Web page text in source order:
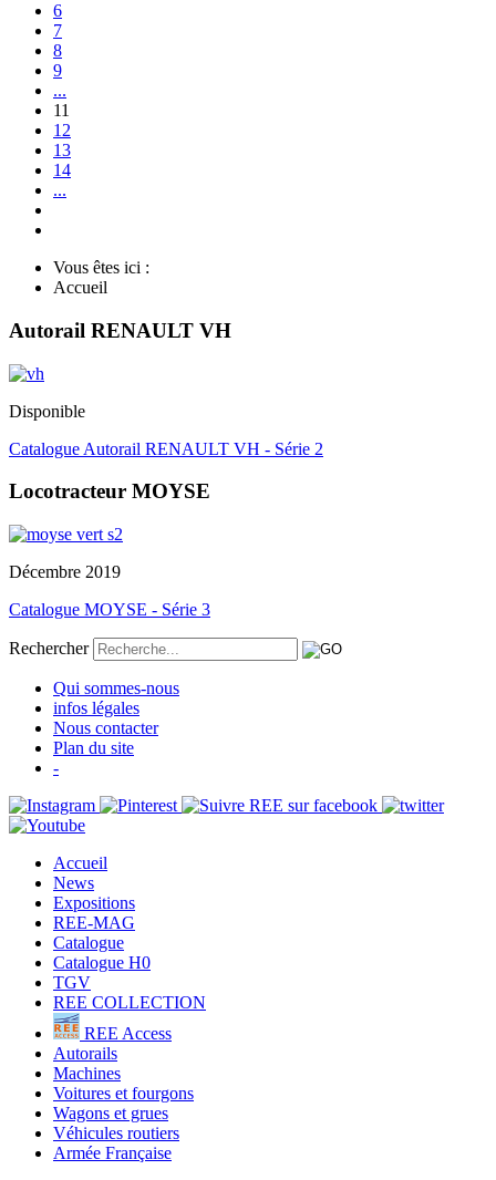
6
7
8
9
...
11
12
13
14
...
Vous êtes ici :
Accueil
Autorail RENAULT VH
Disponible
Catalogue Autorail RENAULT VH - Série 2
Locotracteur MOYSE
Décembre 2019
Catalogue MOYSE - Série 3
Rechercher
Qui sommes-nous
infos légales
Nous contacter
Plan du site
-
Accueil
News
Expositions
REE-MAG
Catalogue
Catalogue H0
TGV
REE COLLECTION
REE Access
Autorails
Machines
Voitures et fourgons
Wagons et grues
Véhicules routiers
Armée Française